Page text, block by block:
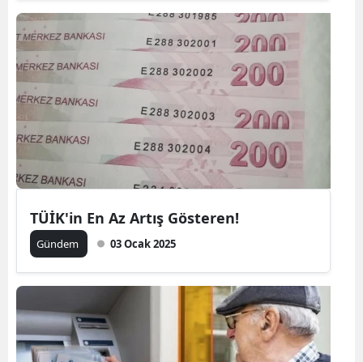
TÜİK'in En Az Artış Gösteren!
Gündem 03 Ocak 2025